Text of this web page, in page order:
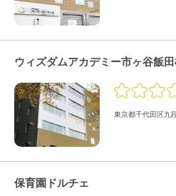
ウィズダムアカデミー市ヶ谷飯
東京都千代田区九
保育園ドルチェ